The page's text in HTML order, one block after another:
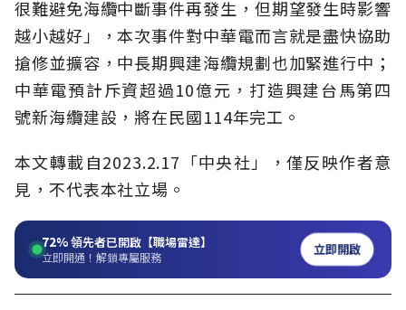
很難避免海纜中斷事件再發生，但期望發生時影響
越小越好」，本次事件對中華電而言就是盡快協助
搶修並擴容，中長期興建海纜規劃也加緊進行中；
中華電預計斥資超過10億元，打造興建台馬第四
號新海纜建設，將在民國114年完工。
本文轉載自2023.2.17 「中央社」
，僅反映作者意
見，不代表本社立場。
72%領先者已開啟【職場雷達】
立即開通！解鎖專屬服務 立即開啟